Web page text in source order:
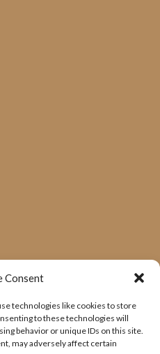
Consent
technologies like cookies to store
to these technologies will
behavior or unique IDs on this site.
may adversely affect certain